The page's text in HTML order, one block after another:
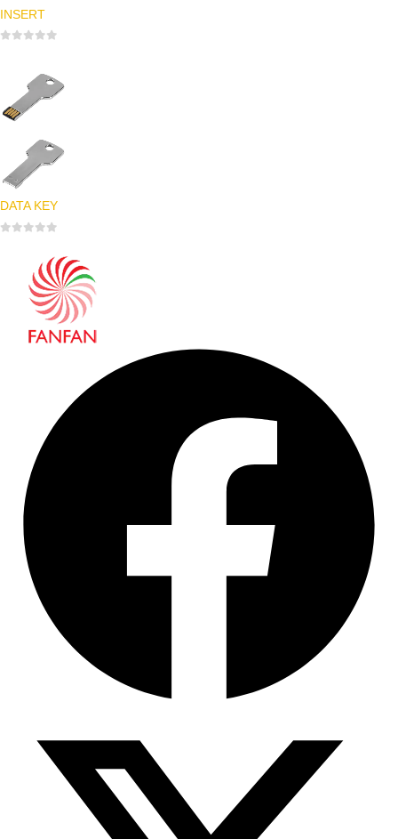
INSERT
DATA KEY